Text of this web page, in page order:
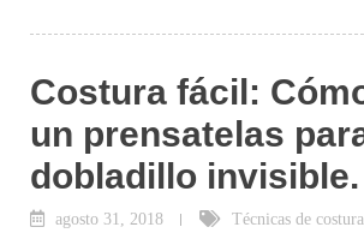
Costura fácil:
un prensatelas
dobladillo invisible.
agosto 31, 2018 Técnicas de costura